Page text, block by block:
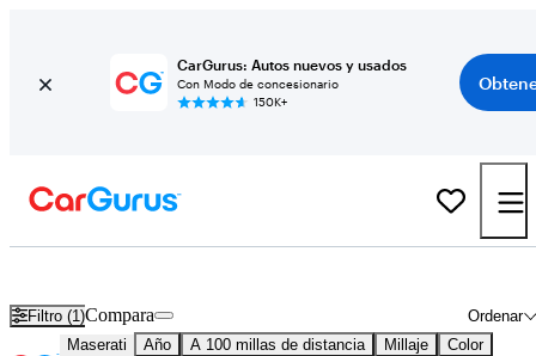
CarGurus: Autos nuevos y usados
Con Modo de concesionario
150K+
Filtro (1) Ordenar
Compara
Maserati Año A 100 millas de distancia Millaje Color